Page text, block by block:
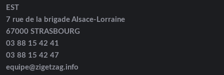
EST
7 rue de la brigade Alsace-Lorraine
67000 STRASBOURG
03 88 15 42 41
03 88 15 42 47
equipe@zigetzag.info